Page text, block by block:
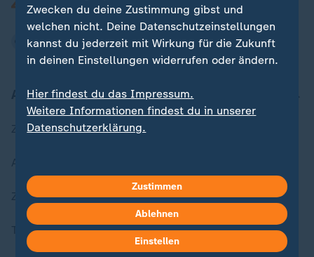
Aktuell bei ZDFheute
Zuletzt veröffentlicht
ZDFheute Stories
Themen im Überblick
Zwecken du deine Zustimmung gibst und
welchen nicht. Deine Datenschutzeinstellungen
kannst du jederzeit mit Wirkung für die Zukunft
in deinen Einstellungen widerrufen oder ändern.
Hier findest du das Impressum.
Weitere Informationen findest du in unserer
Datenschutzerklärung.
Zustimmen
Ablehnen
Einstellen